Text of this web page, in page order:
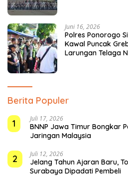
Juni 16, 2026
Polres Ponorogo
Kawal Puncak
Larungan Telaga
Berita Populer
1
Juli 17, 2026
BNNP Jawa Timur Bongkar
Jaringan Malaysia
2 Juli 12, 2026
Jelang Tahun Ajaran Baru,
Surabaya Dipadati Pembeli